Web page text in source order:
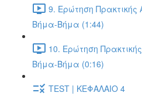
9. Ερώτηση
Βήμα-Βήμα (1:44)
10. Ερώτηση
Βήμα-Βήμα (0:16)
TEST | ΚΕΦΑΛΑΙΟ 4